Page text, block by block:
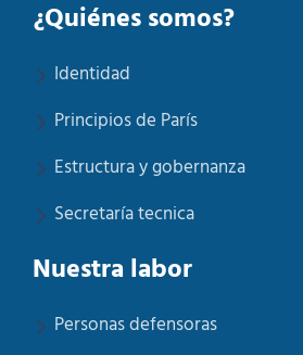
¿Quiénes somos?
Identidad
Principios de París
Estructura y gobernanza
Secretaría tecnica
Nuestra labor
Personas defensoras